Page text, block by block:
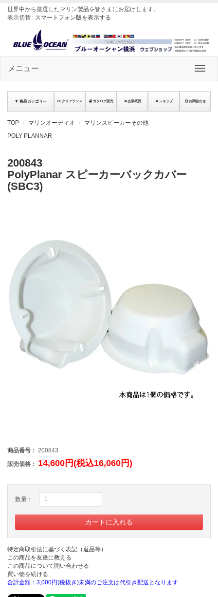
世界中から厳選したマリン製品を皆さまにお届けします。
表示切替 : スマートフォン版を表示する
メニュー
▼ 商品カテゴリー クリアランス カタログ販売 企業概要 ショップ お問合わせ
TOP マリンオーディオ
マリンスピーカーその他
POLY PLANNAR
200843
PolyPlanar スピーカーバックカバー
(SBC3)
商品番号： 200843
販売価格： 14,600円(税込16,060円)
数量：
特定商取引法に基づく表記（返品等）
この商品を友達に教える
この商品について問い合わせる
買い物を続ける
合計金額：3,000円(税抜き)未満のご注文は代引き配送となります